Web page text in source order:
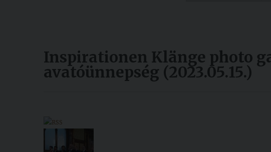
Inspirationen Klänge photo
avatóünnepség (2023.05.15.)